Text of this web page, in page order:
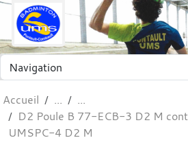
Accueil
D2 Poule B 77-ECB-3 D2 M
UMSPC-4 D2 M
Panneau de gestion des cookies